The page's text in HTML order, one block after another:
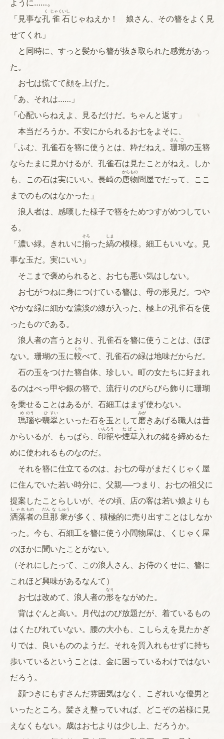
ように……。
「見事な孔
く
雀
じゃく
石
いし
じゃねえか！ 娘さん、その簪をよく見
せてくれ」
と同時に、すっと髪から簪が抜き取られた感覚があっ
た。
お七は慌てて顔を上げた。
「あ、それは……」
「心配いらねえよ、見るだけだ。ちゃんと返す」
本当だろうか。不安にかられるお七をよそに、
「ふむ、孔雀石を簪に使うとは、粋だねえ。 珊
さん
瑚
ご
の玉簪
ならたまに見かけるが、孔雀石は見たことがねえ。しか
も、この石は実にいい。長崎の唐
から
物
もの
問屋でだって、ここ
までのものはなかった」
浪人者は、感嘆した様子で簪をためつすがめつしてい
る。
「濃い緑。きれいに揃
そろ
った縞
しま
の模様。細工もいいな。見
事な玉だ。実にいい」
そこまで褒められると、お七も悪い気はしない。
お七がつねに身につけている簪は、母の形見だ。つや
やかな緑に細かな濃淡の線が入った、極上の孔雀石を使
ったものである。
浪人者の言うとおり、孔雀石を簪に使うことは、ほぼ
ない。珊瑚の玉に較
くら
べて、孔雀石の緑は地味だからだ。
石の玉をつけた簪自体、珍しい。町の女たちに好まれ
るのはべっ甲や銀の簪で、流行りのびらびら飾りに珊瑚
を乗せることはあるが、石細工はまず使わない。
瑪
め
瑙
のう
や翡
ひ
翠
すい
といった石を玉として磨
みが
きあげる職人は昔
からいるが、もっぱら、 印
いん
籠
ろう
や煙草
たばこ
入
い
れの緒を締めるた
めに使われるものなのだ。
それを簪に仕立てるのは、お七の母がまだくじゃく屋
に住んでいた若い時分に、父親──つまり、お七の祖父に
提案したことらしいが、その頃、店の客は若い娘よりも
洒落
しゃれ
者
もの
の旦
だん
那
な
衆
しゅう
が多く、積極的に売り出すことはしなか
った。今も、石細工を簪に使う小間物屋は、くじゃく屋
のほかに聞いたことがない。
（それにしたって、この浪人さん、お侍のくせに、簪に
これほど興味があるなんて）
お七は改めて、浪人者の形
なり
をながめた。
背はぐんと高い。月代はのび放題だが、着ているもの
はくたびれていない。腰の大小も、こしらえを見たかぎ
りでは、良いもののようだ。それを質入れもせずに持ち
歩いているということは、金に困っているわけではない
だろう。
顔つきにもすさんだ雰囲気はなく、こぎれいな優男と
いったところ。髪さえ整っていれば、どこぞの若様に見
えなくもない。歳はお七よりは少し上、だろうか。